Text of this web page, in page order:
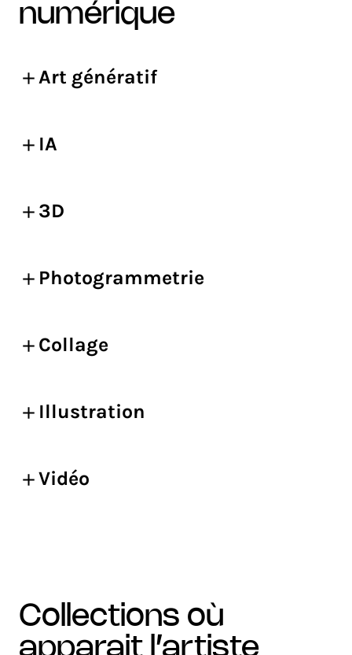
numérique
Art génératif
IA
3D
Photogrammetrie
Collage
Illustration
Vidéo
collections où
apparait l’artiste